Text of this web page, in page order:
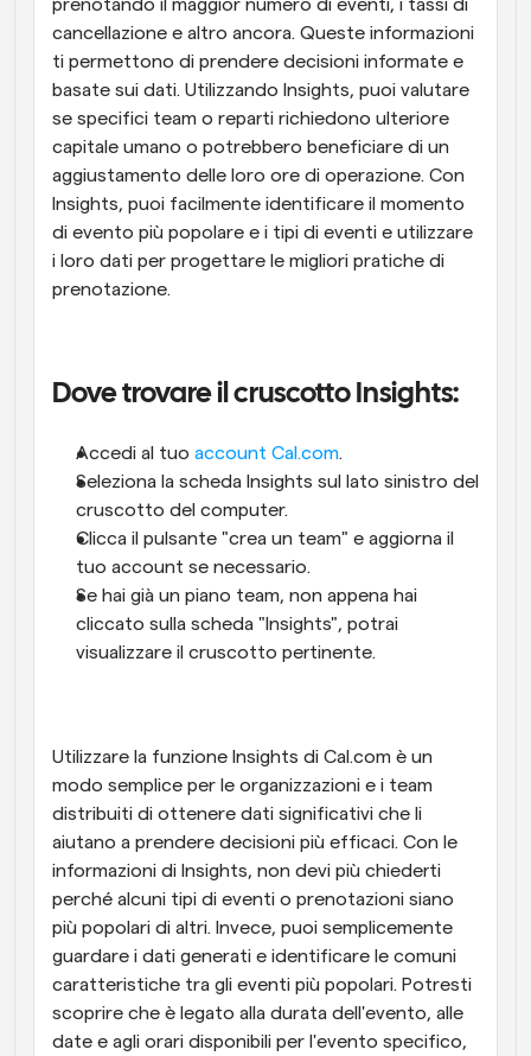
prenotando il maggior numero di eventi, i tassi di
cancellazione e altro ancora. Queste informazioni
ti permettono di prendere decisioni informate e
basate sui dati. Utilizzando Insights, puoi valutare
se specifici team o reparti richiedono ulteriore
capitale umano o potrebbero beneficiare di un
aggiustamento delle loro ore di operazione. Con
Insights, puoi facilmente identificare il momento
di evento più popolare e i tipi di eventi e utilizzare
i loro dati per progettare le migliori pratiche di
prenotazione.
Dove trovare il cruscotto Insights:
Accedi al tuo account Cal.com.
Seleziona la scheda Insights sul lato sinistro del
cruscotto del computer.
Clicca il pulsante "crea un team" e aggiorna il
tuo account se necessario.
Se hai già un piano team, non appena hai
cliccato sulla scheda "Insights", potrai
visualizzare il cruscotto pertinente.
Utilizzare la funzione Insights di Cal.com è un
modo semplice per le organizzazioni e i team
distribuiti di ottenere dati significativi che li
aiutano a prendere decisioni più efficaci. Con le
informazioni di Insights, non devi più chiederti
perché alcuni tipi di eventi o prenotazioni siano
più popolari di altri. Invece, puoi semplicemente
guardare i dati generati e identificare le comuni
caratteristiche tra gli eventi più popolari. Potresti
scoprire che è legato alla durata dell'evento, alle
date e agli orari disponibili per l'evento specifico,